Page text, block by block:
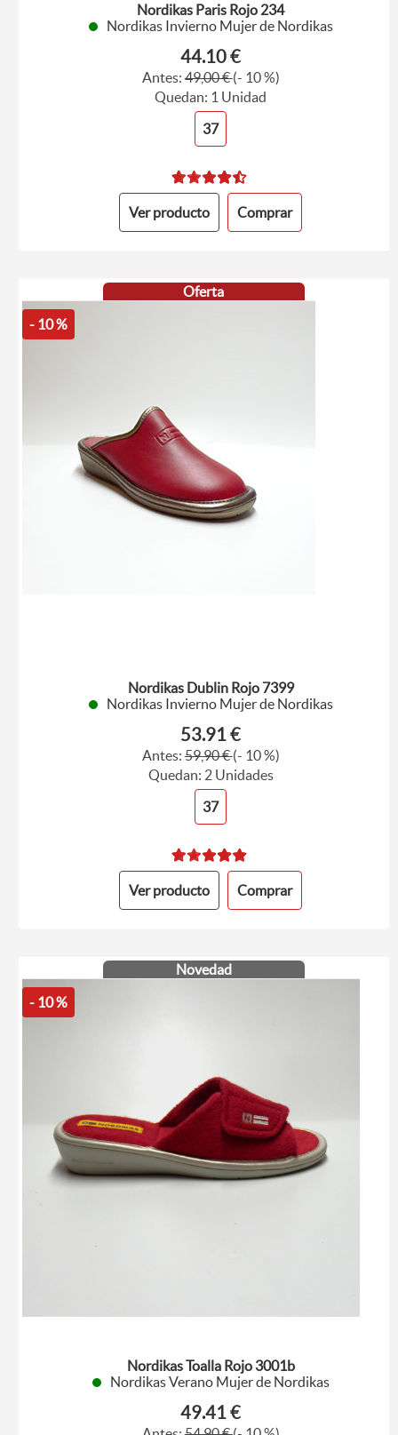
Nordikas Paris Rojo 234
Nordikas Invierno Mujer de Nordikas
44.10 €
Antes:49,00 €(- 10 %)
Quedan: 1 Unidad
37
Ver producto Comprar
Oferta
- 10 %
Nordikas Dublin Rojo 7399
Nordikas Invierno Mujer de Nordikas
53.91 €
Antes:59,90 €(- 10 %)
Quedan: 2 Unidades
37
Ver producto Comprar
Novedad
- 10 %
Nordikas Toalla Rojo 3001b
Nordikas Verano Mujer de Nordikas
49.41 €